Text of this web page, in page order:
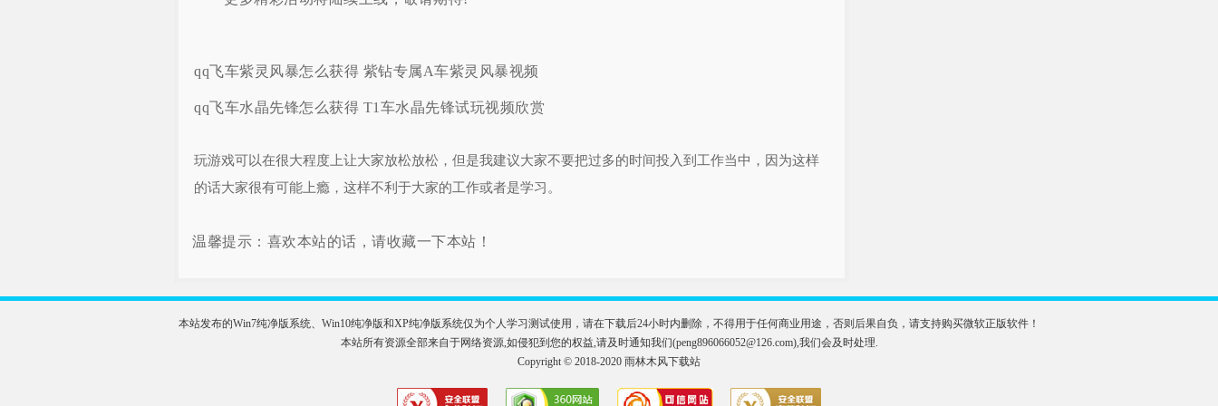
qq飞车紫灵风暴怎么获得 紫钻专属A车紫灵风暴视频
qq飞车水晶先锋怎么获得 T1车水晶先锋试玩视频欣赏
玩游戏可以在很大程度上让大家放松放松，但是我建议大家不要把过多的时间投入到工作当中，因为这样
的话大家很有可能上瘾，这样不利于大家的工作或者是学习。
温馨提示：喜欢本站的话，请收藏一下本站！
本站发布的Win7纯净版系统、Win10纯净版和XP纯净版系统仅为个人学习测试使用，请在下载后24小时内删除，不得用于任何商业用途，否则后果自负，请支持购买微软正版软件！
本站所有资源全部来自于网络资源,如侵犯到您的权益,请及时通知我们(peng896066052@126.com),我们会及时处理.
Copyright © 2018-2020 雨林木风下载站